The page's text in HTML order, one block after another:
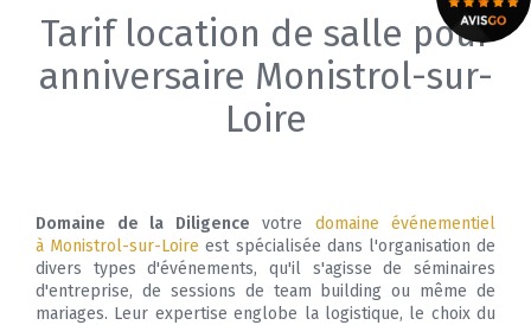
Tarif location de salle pour
anniversaire Monistrol-sur-
Loire
Domaine de la Diligence votre domaine événementiel
à Monistrol-sur-Loire est spécialisée dans l'organisation de
divers types d'événements, qu'il s'agisse de séminaires
d'entreprise, de sessions de team building ou même de
mariages. Leur expertise englobe la logistique, le choix du